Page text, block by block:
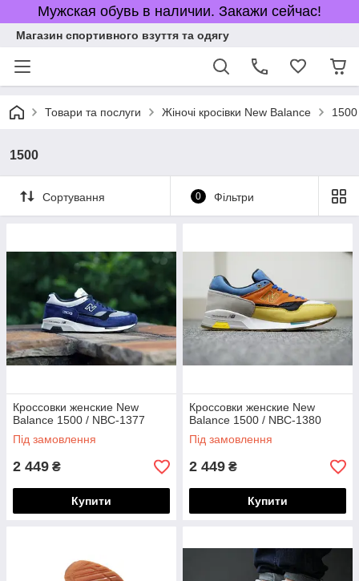
Мужская обувь в наличии. Закажи сейчас!
Магазин спортивного взуття та одягу
Товари та послуги Жіночі кросівки New Balance 1500
1500
Сортування 0 Фільтри
Кроссовки женские New
Balance 1500 / NBC-1377
Під замовлення
2 449 ₴
Купити
Кроссовки женские New
Balance 1500 / NBC-1380
Під замовлення
2 449 ₴
Купити